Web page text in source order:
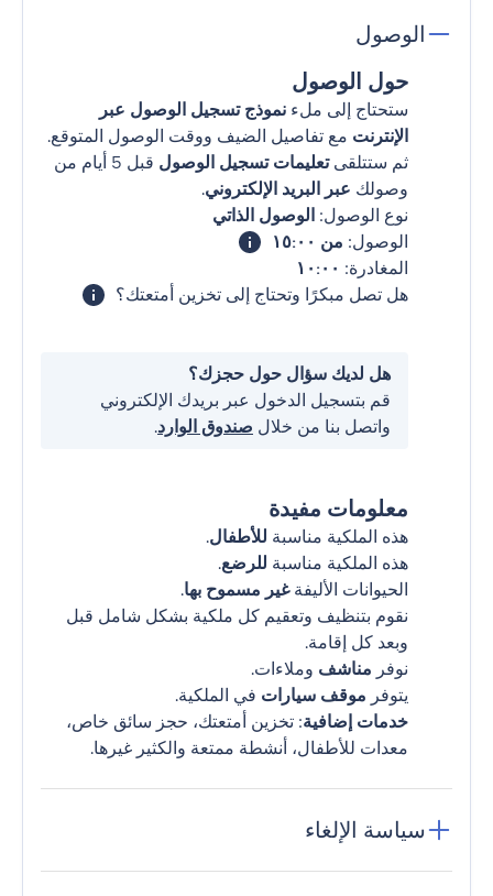
الوصول
حول الوصول
ستحتاج إلى ملء نموذج تسجيل الوصول عبر
الإنترنت مع تفاصيل الضيف ووقت الوصول المتوقع.
ثم ستتلقىتعليمات تسجيل الوصول
قبل 5 أيام من
وصولك عبر البريد الإلكتروني.
نوع الوصول: الوصول الذاتي
الوصول: من ١٥:٠٠
المغادرة: ١٠:٠٠
هل تصل مبكرًا وتحتاج إلى تخزين أمتعتك؟
هل لديك سؤال حول حجزك؟
قم بتسجيل الدخول عبر بريدك الإلكتروني
واتصل بنا من خلال صندوق الوارد.
معلومات مفيدة
هذه الملكية مناسبة للأطفال.
هذه الملكية مناسبة للرضع.
الحيوانات الأليفةغير مسموح بها.
نقوم بتنظيف وتعقيم كل ملكية بشكل شامل قبل
وبعد كل إقامة.
نوفر مناشف وملاءات.
يتوفر موقف سيارات في الملكية.
خدمات إضافية: تخزين أمتعتك، حجز سائق خاص،
معدات للأطفال، أنشطة ممتعة والكثير غيرها.
سياسة الإلغاء